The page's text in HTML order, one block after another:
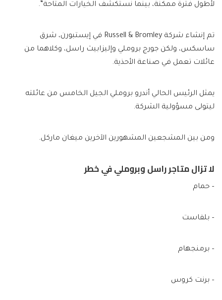
لأطول فترة ممكنة، بينما نستكشف الخيارات المتاحة”.
تم إنشاء شركة Russell & Bromley في إيستبورن، شرق
ساسكس، ولكن جورج بروملي وإليزابيث راسل، وكلاهما من
عائلات تعمل في صناعة الأحذية.
يمثل الرئيس الحالي أندرو بروملي الجيل الخامس من عائلته
ليتولى مسؤولية الشركة.
ومن بين المشجعين المشهورين الآخرين ميغان ماركل.
لا تزال متاجر راسل وبروملي في خطر
– حمام
– بلفاست
– برمنجهام
– برنت كروس